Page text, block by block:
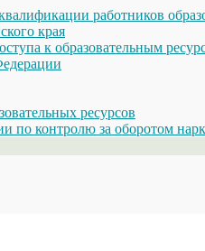
работников
края
к образовательным
ресурсов
по контролю за оборотом